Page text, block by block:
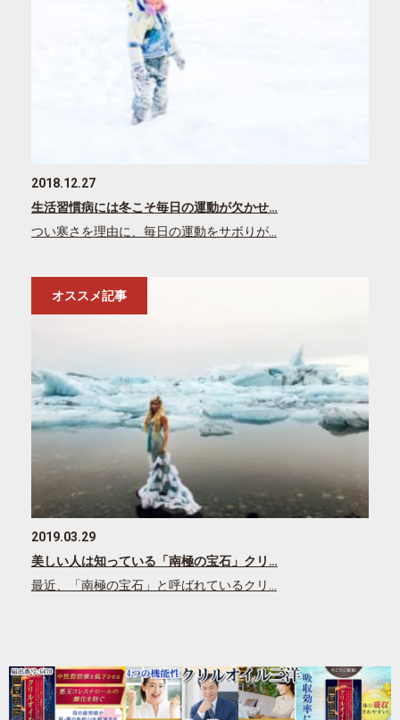
2018.12.27
生活習慣病には冬こそ毎日の運動が欠かせ…
つい寒さを理由に、毎日の運動をサボりが…
オススメ記事
2019.03.29
美しい人は知っている「南極の宝石」クリ…
最近、「南極の宝石」と呼ばれているクリ…